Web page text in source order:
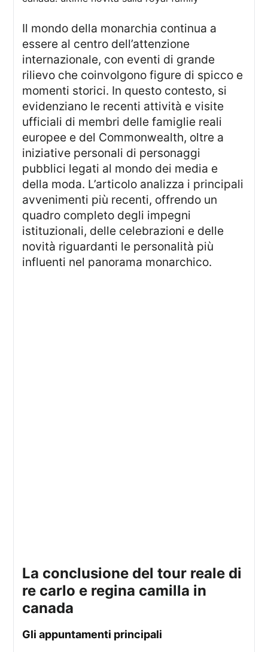
Il mondo della monarchia continua a
essere al centro dell’attenzione
internazionale, con eventi di grande
rilievo che coinvolgono figure di spicco e
momenti storici. In questo contesto, si
evidenziano le recenti attività e visite
ufficiali di membri delle famiglie reali
europee e del Commonwealth, oltre a
iniziative personali di personaggi
pubblici legati al mondo dei media e
della moda. L’articolo analizza i principali
avvenimenti più recenti, offrendo un
quadro completo degli impegni
istituzionali, delle celebrazioni e delle
novità riguardanti le personalità più
influenti nel panorama monarchico.
la conclusione del tour reale di
re carlo e regina camilla in
canada
gli appuntamenti principali